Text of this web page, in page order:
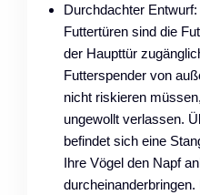
Durchdachter
Futtertüren sind die
der Haupttür
Futterspender von
nicht riskieren
ungewollt verlassen.
befindet sich eine
Ihre Vögel den Napf